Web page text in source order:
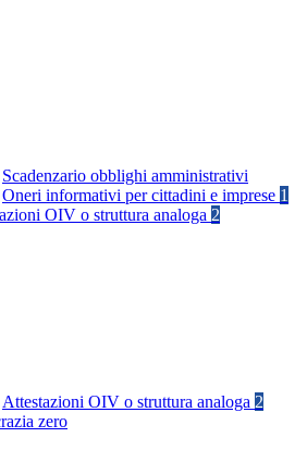
Scadenzario obblighi amministrativi
Oneri informativi per cittadini e imprese 1
OIV o struttura analoga 2
Attestazioni OIV o struttura analoga 2
zero